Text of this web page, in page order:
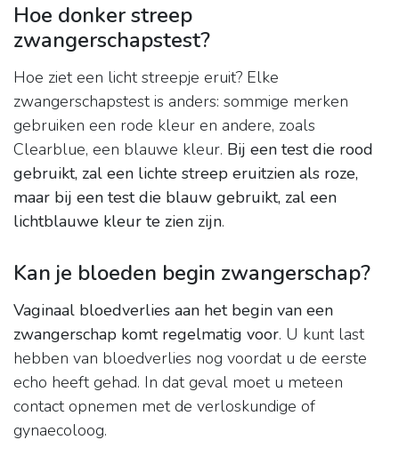
Hoe donker streep
zwangerschapstest?
Hoe ziet een licht streepje eruit? Elke
zwangerschapstest is anders: sommige merken
gebruiken een rode kleur en andere, zoals
Clearblue, een blauwe kleur. Bij een test die rood
gebruikt, zal een lichte streep eruitzien als roze,
maar bij een test die blauw gebruikt, zal een
lichtblauwe kleur te zien zijn.
Kan je bloeden begin zwangerschap?
Vaginaal bloedverlies aan het begin van een
zwangerschap komt regelmatig voor. U kunt last
hebben van bloedverlies nog voordat u de eerste
echo heeft gehad. In dat geval moet u meteen
contact opnemen met de verloskundige of
gynaecoloog.